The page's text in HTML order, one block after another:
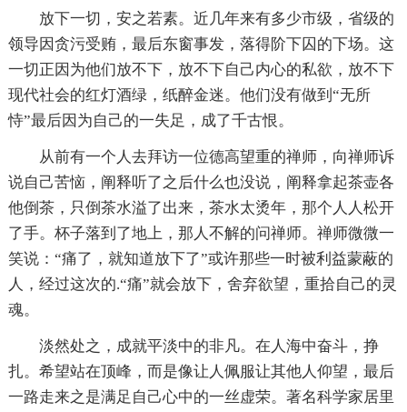
放下一切，安之若素。近几年来有多少市级，省级的
领导因贪污受贿，最后东窗事发，落得阶下囚的下场。这
一切正因为他们放不下，放不下自己内心的私欲，放不下
现代社会的红灯酒绿，纸醉金迷。他们没有做到“无所
恃”最后因为自己的一失足，成了千古恨。
从前有一个人去拜访一位德高望重的禅师，向禅师诉
说自己苦恼，阐释听了之后什么也没说，阐释拿起茶壶各
他倒茶，只倒茶水溢了出来，茶水太烫年，那个人人松开
了手。杯子落到了地上，那人不解的问禅师。禅师微微一
笑说：“痛了，就知道放下了”或许那些一时被利益蒙蔽的
人，经过这次的.“痛”就会放下，舍弃欲望，重拾自己的灵
魂。
淡然处之，成就平淡中的非凡。在人海中奋斗，挣
扎。希望站在顶峰，而是像让人佩服让其他人仰望，最后
一路走来之是满足自己心中的一丝虚荣。著名科学家居里